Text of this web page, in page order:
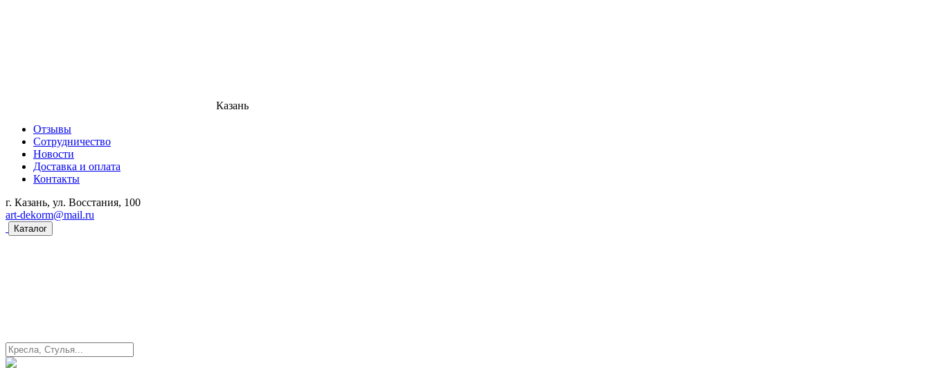
Казань
Отзывы
Сотрудничество
Новости
Доставка и оплата
Контакты
г. Казань, ул. Восстания, 100
art-dekorm@mail.ru
Каталог